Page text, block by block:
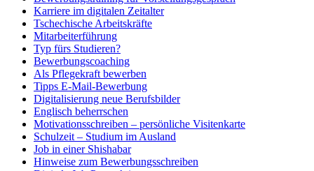
Karriere im digitalen Zeitalter
Tschechische Arbeitskräfte
Mitarbeiterführung
Typ fürs Studieren?
Bewerbungscoaching
Als Pflegekraft bewerben
Tipps E-Mail-Bewerbung
Digitalisierung neue Berufsbilder
Englisch beherrschen
Motivationsschreiben – persönliche Visitenkarte
Schulzeit – Studium im Ausland
Job in einer Shishabar
Hinweise zum Bewerbungsschreiben